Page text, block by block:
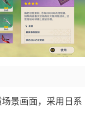
景画面，采用日系